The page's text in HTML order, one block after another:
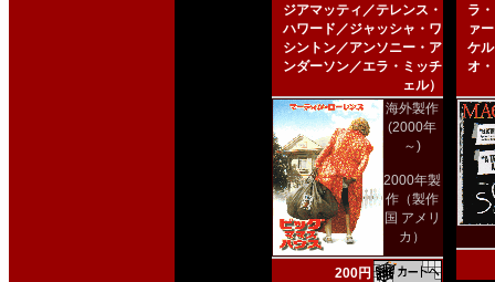
ジアマッティ／テレンス・
ハワード／ジャッシャ・ワ
シントン／アンソニー・ア
ンダーソン／エラ・ミッチ
ェル）
海外製作
(2000年
～)
2000年製
作（製作
国 アメリ
カ）
200円
ラ
ァ
ケ
オ